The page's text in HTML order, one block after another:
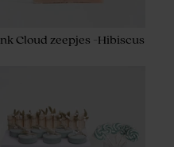
Cloud zeepjes -Hibiscus